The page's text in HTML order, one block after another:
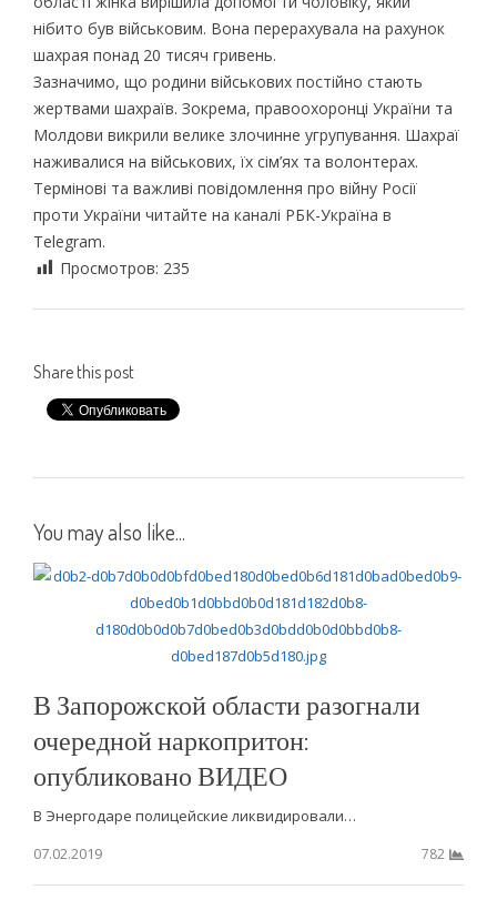
нібито був військовим. Вона перерахувала на рахунок
шахрая понад 20 тисяч гривень.
Зазначимо, що родини військових постійно стають
жертвами шахраїв. Зокрема, правоохоронці України та
Молдови викрили велике злочинне угрупування. Шахраї
наживалися на військових, їх сім’ях та волонтерах.
Термінові та важливі повідомлення про війну Росії
проти України читайте на каналі РБК-Україна в
Telegram.
Просмотров: 235
Share this post
You may also like...
В Запорожской области разогнали
очередной наркопритон:
опубликовано ВИДЕО
В Энергодаре полицейские ликвидировали…
07.02.2019
782